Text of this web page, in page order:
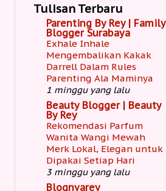
Tulisan Terbaru
Parenting By Rey | Family
Blogger Surabaya
Exhale Inhale
Mengembalikan Kakak
Darrell Dalam Rules
Parenting Ala Maminya
1 minggu yang lalu
Beauty Blogger | Beauty
By Rey
Rekomendasi Parfum
Wanita Wangi Mewah
Merk Lokal, Elegan untuk
Dipakai Setiap Hari
3 minggu yang lalu
Blognyarey